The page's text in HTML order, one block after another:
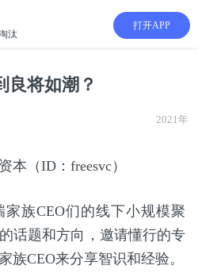
汰
打开APP
良将如潮？
2021年
（ID：freesvc）
家族CEO们的线下小规模聚
话题和方向，邀请懂行的专
族CEO来分享智识和经验。